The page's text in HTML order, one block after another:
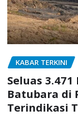
KABAR TERKINI
Seluas
Batubara di
Terindikasi